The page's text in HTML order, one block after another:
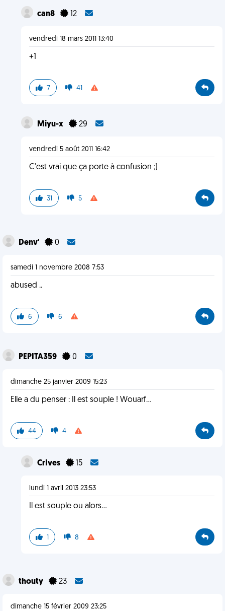
can8 12
vendredi 18 mars 2011 13:40
+1
7 41
Miyu-x 29
vendredi 5 août 2011 16:42
C'est vrai que ça porte à confusion ;)
31 5
Denv' 0
samedi 1 novembre 2008 7:53
abused ..
6 6
PEPITA359 0
dimanche 25 janvier 2009 15:23
Elle a du penser : Il est souple ! Wouarf...
44 4
CrIves 15
lundi 1 avril 2013 23:53
Il est souple ou alors...
1 8
thouty 23
dimanche 15 février 2009 23:25